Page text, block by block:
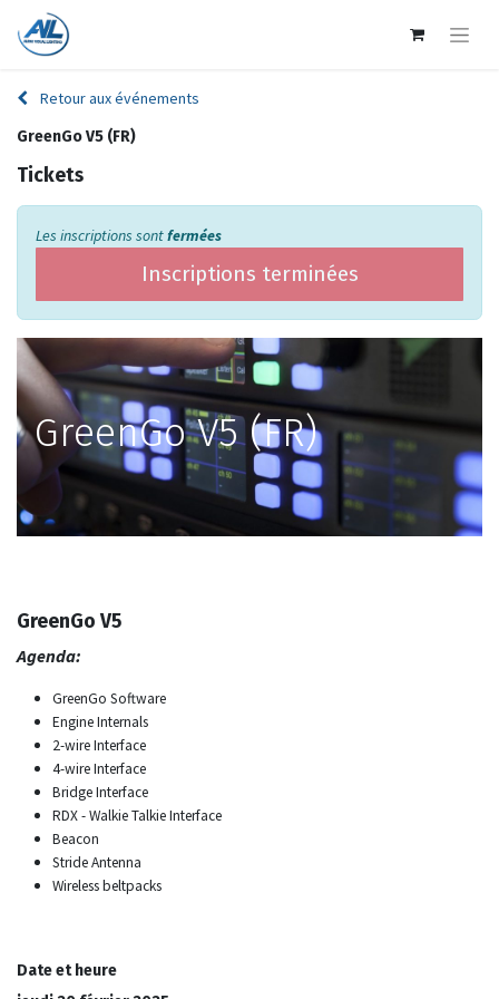
Retour aux événements
GreenGo V5 (FR)
Tickets
Les inscriptions sontfermées
Inscriptions terminées
GreenGo V5 (FR)
GreenGo V5
Agenda:
GreenGo Software
Engine Internals
2-wire Interface
4-wire Interface
Bridge Interface
RDX - Walkie Talkie Interface
Beacon
Stride Antenna
Wireless beltpacks
Date et heure